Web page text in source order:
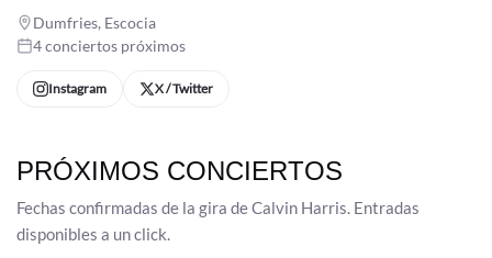
Dumfries, Escocia
4 conciertos próximos
Instagram X / Twitter
PRÓXIMOS CONCIERTOS
Fechas confirmadas de la gira de Calvin Harris. Entradas
disponibles a un click.